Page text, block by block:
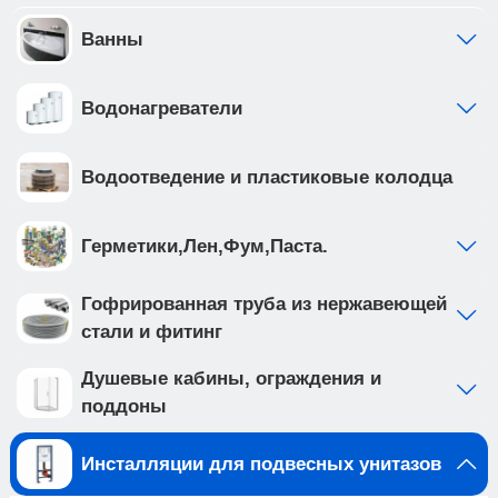
обеспечивает надежность и долговечность
Приобретая продукцию вы обеспечиваете
годы вперед.
комплектом сантехники, который включает
подвесной унитаз BILBAO ALTO (арт.
розовое золото, глянцевое , нержавеющая сталь
(арт. IB.B011.004.001 ). Подвесной унитаз с
системой смыва TORNADO выполнен из белого
фарфора, и имеет такие особенности как: •
других смывов • чаша с технологией
антивсплеск минимизирует возможность брызг
и обеспечивает комфорт во время
использования • наноглазированное
антибактериальное покрытие унитаза
Ванны
Водонагреватели
Водоотведение и пластиковые колодца
Герметики,Лен,Фум,Паста.
Гофрированная труба из нержавеющей
стали и фитинг
Душевые кабины, ограждения и
поддоны
Инсталляции для подвесных унитазов